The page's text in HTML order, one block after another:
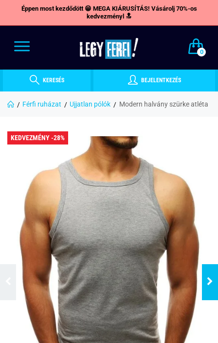
Éppen most kezdődött 😁 MEGA KIÁRUSÍTÁS! Vásárolj 70%-os
kedvezményl 🔝
0
KERESÉS BEJELENTKEZÉS
Férfi ruházat Ujjatlan pólók Modern halvány szürke atléta
KEDVEZMÉNY -28%